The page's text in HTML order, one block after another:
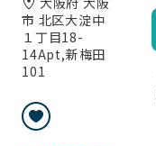
市 北区大淀中
１丁目18-
14Apt,新梅田
101